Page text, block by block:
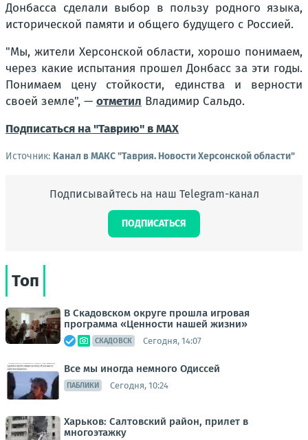
Донбасса сделали выбор в пользу родного языка,
исторической памяти и общего будущего с Россией.
"Мы, жители Херсонской области, хорошо понимаем,
через какие испытания прошел Донбасс за эти годы.
Понимаем цену стойкости, единства и верности
своей земле", — отметил Владимир Сальдо.
Подписаться на "Таврию" в MAX
Источник: Канал в МАКС "Таврия. Новости Херсонской области"
Подписывайтесь на наш Telegram-канал
ПОДПИСАТЬСЯ
Топ
В Скадовском округе прошла игровая
программа «Ценности нашей жизни»
СКАДОВСК Сегодня, 14:07
Все мы иногда немного Одиссей
ПАБЛИКИ Сегодня, 10:24
Харьков: Салтовский район, прилет в
многоэтажку